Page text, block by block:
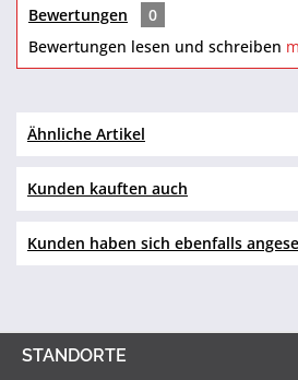
Bewertungen
0
Bewertungen lesen und schreiben
Ähnliche Artikel
Kunden kauften auch
Kunden haben sich ebenfalls
STANDORTE